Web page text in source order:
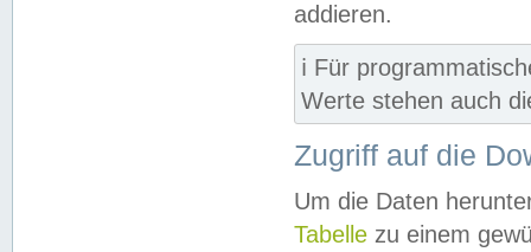
addieren.
ℹ️ Für
Werte stehen auch
Zugriff auf die
Um die Daten
Tabelle zu einem